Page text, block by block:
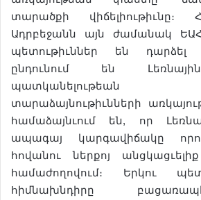
տարածքի վիճելիութիւնը։
Ադրբեջանն այն ժամանակ
պետութիւններ են
ընդունում են
տարաձայնութիւնների
համաձայնւում են, որ
ապագայ կարգավիճակը
հովանու ներքոյ
համաժողովում։ Երկու
հիմնախնդիրը